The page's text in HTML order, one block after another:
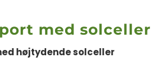
med solceller
højtydende solceller